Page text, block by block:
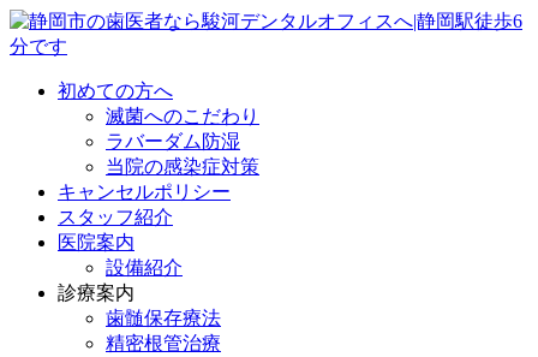
初めての方へ
滅菌へのこだわり
ラバーダム防湿
当院の感染症対策
キャンセルポリシー
スタッフ紹介
医院案内
設備紹介
診療案内
歯髄保存療法
精密根管治療